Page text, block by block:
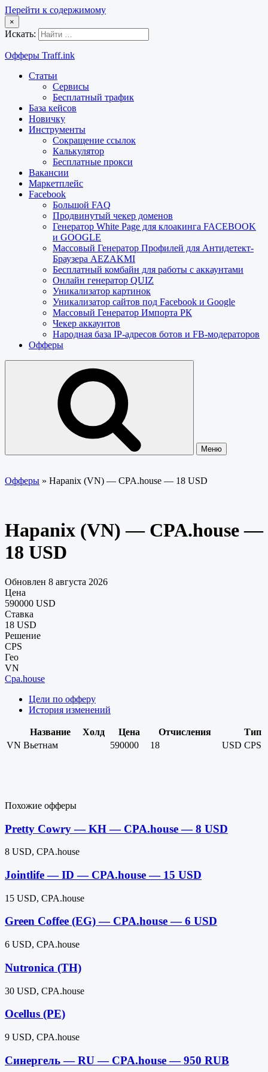
Перейти к содержимому
×
Искать:
Офферы Traff.ink
Статьи
Сервисы
Бесплатный трафик
База кейсов
Новичку
Инструменты
Сокращение ссылок
Калькулятор
Бесплатные прокси
Вакансии
Маркетплейс
Facebook
Большой FAQ
Продвинутый чекер доменов
Генератор White Page для клоакинга FACEBOOK
и GOOGLE
Массовый Генератор Профилей для Антидетект-
Браузера AEZAKMI
Бесплатный комбайн для работы с аккаунтами
Онлайн генератор QUIZ
Уникализатор картинок
Уникализатор сайтов под Facebook и Google
Массовый Генератор Импорта РК
Чекер аккаунтов
Народная база IP-адресов ботов и FB-модераторов
Офферы
Меню
Офферы » Hapanix (VN) — CPA.house — 18 USD
Hapanix (VN) — CPA.house —
18 USD
Обновлен 8 августа 2026
Цена
590000 USD
Ставка
18 USD
Решение
CPS
Гео
VN
Cpa.house
Цели по офферу
История изменений
Название Холд Цена Отчисления
Тип
VN Вьетнам 590000 18 USD CPS
Похожие офферы
Pretty Cowry — KH — CPA.house — 8 USD
8 USD, CPA.house
Jointlife — ID — CPA.house — 15 USD
15 USD, CPA.house
Green Coffee (EG) — CPA.house — 6 USD
6 USD, CPA.house
Nutronica (TH)
30 USD, CPA.house
Ocellus (PE)
9 USD, CPA.house
Синергель — RU — CPA.house — 950 RUB